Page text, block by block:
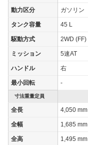
動力区分 ガソリン
タンク容量 45 L
駆動方式 2WD (FF)
ミッション 5速AT
ハンドル 右
最小回転 -
寸法重量定員
全長 4,050 mm
全幅 1,685 mm
全高 1,495 mm